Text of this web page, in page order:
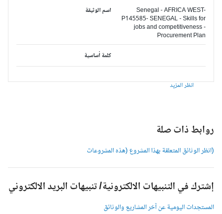
اسم الوثيقة
Senegal - AFRICA WEST-
P145585- SENEGAL - Skills for
jobs and competitiveness -
Procurement Plan
كلمة أساسية
انظر المزيد
روابط ذات صلة
(انظر الوثائق المتعلقة بهذا المشروع (هذه المشروعات
إشترك في التنبيهات الالكترونية/ تنبيهات البريد الالكتروني
المستجدات اليومية عن آخر المشاريع والوثائق